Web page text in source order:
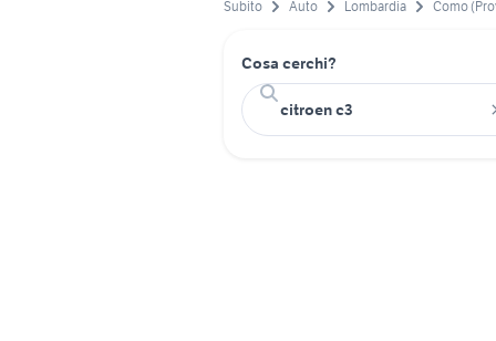
Subito Auto Lombardia Como
Cosa cerchi?